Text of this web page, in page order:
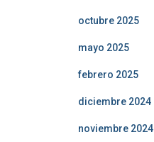
octubre 2025
mayo 2025
febrero 2025
diciembre 2024
noviembre 2024